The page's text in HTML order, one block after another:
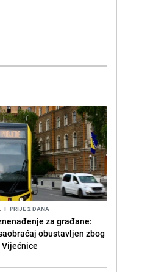
I PRIJE 2 DANA
za građane:
obustavljen zbog
Vijećnice